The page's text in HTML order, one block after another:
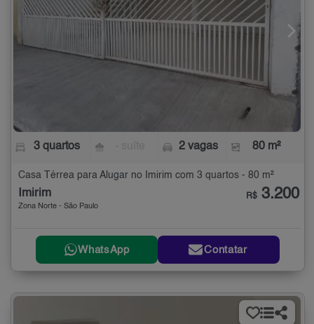
3 quartos 2 vagas 80 m²
Casa Térrea para Alugar no Imirim com 3 quartos - 80 m²
Imirim
Zona Norte - São Paulo
R$ 3.200
WhatsApp Contatar